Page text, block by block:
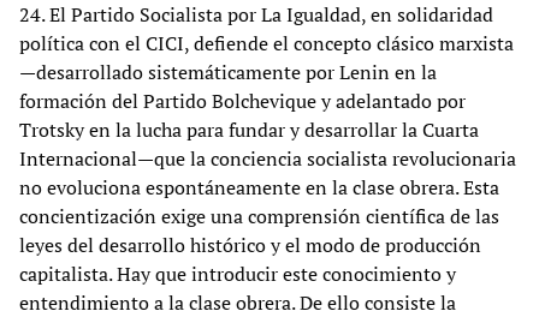
24. El Partido Socialista por La Igualdad, en solidaridad
política con el CICI, defiende el concepto clásico marxista
—desarrollado sistemáticamente por Lenin en la
formación del Partido Bolchevique y adelantado por
Trotsky en la lucha para fundar y desarrollar la Cuarta
Internacional—que la conciencia socialista revolucionaria
no evoluciona espontáneamente en la clase obrera. Esta
concientización exige una comprensión científica de las
leyes del desarrollo histórico y el modo de producción
capitalista. Hay que introducir este conocimiento y
entendimiento a la clase obrera. De ello consiste la